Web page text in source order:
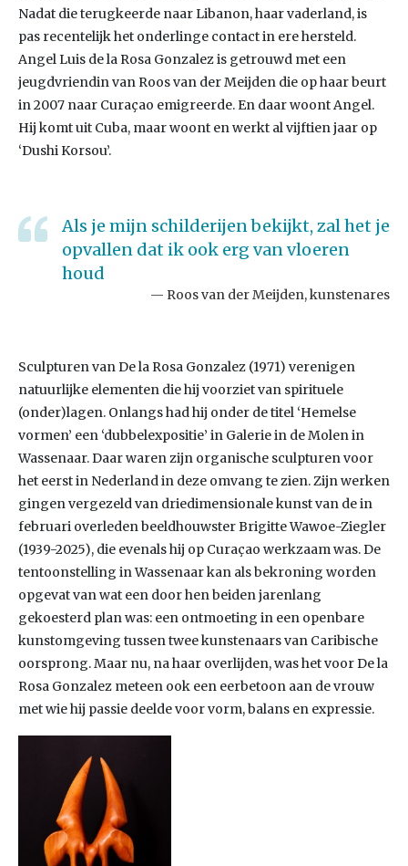
Nadat die terugkeerde naar Libanon, haar vaderland, is
pas recentelijk het onderlinge contact in ere hersteld.
Angel Luis de la Rosa Gonzalez is getrouwd met een
jeugdvriendin van Roos van der Meijden die op haar beurt
in 2007 naar Curaçao emigreerde. En daar woont Angel.
Hij komt uit Cuba, maar woont en werkt al vijftien jaar op
‘Dushi Korsou’.
Als je mijn schilderijen bekijkt, zal het je
opvallen dat ik ook erg van vloeren
houd
Roos van der Meijden, kunstenares
Sculpturen van De la Rosa Gonzalez (1971) verenigen
natuurlijke elementen die hij voorziet van spirituele
(onder)lagen. Onlangs had hij onder de titel ‘Hemelse
vormen’ een ‘dubbelexpositie’ in Galerie in de Molen in
Wassenaar. Daar waren zijn organische sculpturen voor
het eerst in Nederland in deze omvang te zien. Zijn werken
gingen vergezeld van driedimensionale kunst van de in
februari overleden beeldhouwster Brigitte Wawoe-Ziegler
(1939-2025), die evenals hij op Curaçao werkzaam was. De
tentoonstelling in Wassenaar kan als bekroning worden
opgevat van wat een door hen beiden jarenlang
gekoesterd plan was: een ontmoeting in een openbare
kunstomgeving tussen twee kunstenaars van Caribische
oorsprong. Maar nu, na haar overlijden, was het voor De la
Rosa Gonzalez meteen ook een eerbetoon aan de vrouw
met wie hij passie deelde voor vorm, balans en expressie.